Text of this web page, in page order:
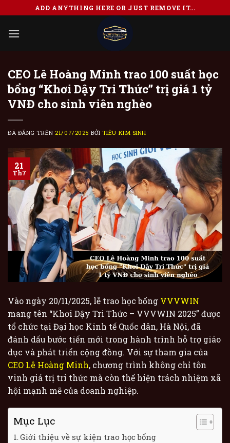
nội
ADD ANYTHING HERE OR JUST REMOVE IT...
CEO Lê Hoàng Minh trao 100 suất học
bổng “Khơi Dậy Tri Thức” trị giá 1 tỷ
VNĐ cho sinh viên nghèo
ĐÃ ĐĂNG TRÊN 21/07/2025 BỞI TIÊU KIM SINH
21
Th7
Vào ngày 20/11/2025, lễ trao học bổng VVVWIN
mang tên “Khơi Dậy Tri Thức – VVVWIN 2025” được
tổ chức tại Đại học Kinh tế Quốc dân, Hà Nội, đã
đánh dấu bước tiến mới trong hành trình hỗ trợ giáo
dục và phát triển cộng đồng. Với sự tham gia của
CEO Lê Hoàng Minh, chương trình không chỉ tôn
vinh giá trị tri thức mà còn thể hiện trách nhiệm xã
hội mạnh mẽ của doanh nghiệp.
Mục Lục
Giới thiệu về sự kiện trao học bổng